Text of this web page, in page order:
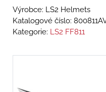
Výrobce: LS2 Helmets
Katalogové číslo:
Kategorie: LS2 FF811